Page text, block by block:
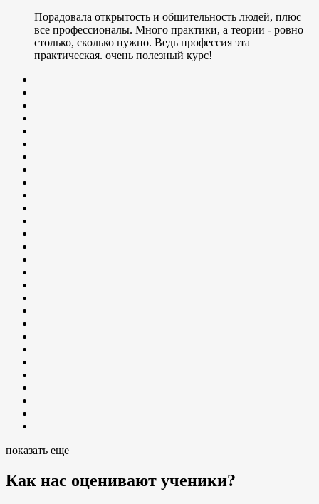
Порадовала открытость и общительность людей, плюс
все профессионалы. Много практики, а теории - ровно
столько, сколько нужно. Ведь профессия эта
практическая. очень полезный курс!
показать еще
Как нас оценивают ученики?